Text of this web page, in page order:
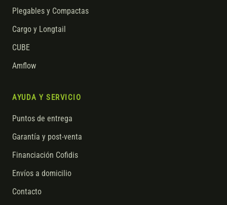
Plegables y Compactas
Cargo y Longtail
CUBE
Amflow
AYUDA Y SERVICIO
Puntos de entrega
Garantía y post-venta
Financiación Cofidis
Envíos a domicilio
Contacto